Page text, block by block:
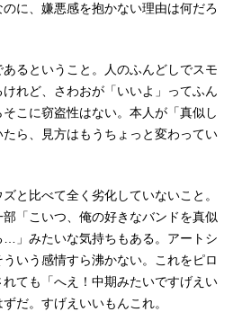
に、嫌悪感を抱かない理由は何だろ
るということ。人のふんどしでスモ
れど、さわおが「いいよ」ってふん
こに窃盗性はない。本人が「真似し
ら、見方はもうちょっと変わってい
と比べて全く劣化していないこと。
「こいつ、俺の好きなバンドを真似
…」みたいな気持ちもある。アートシ
いう感情すら沸かない。これをピロ
ても「へえ！中期みたいですげえい
だ。すげえいいもんこれ。